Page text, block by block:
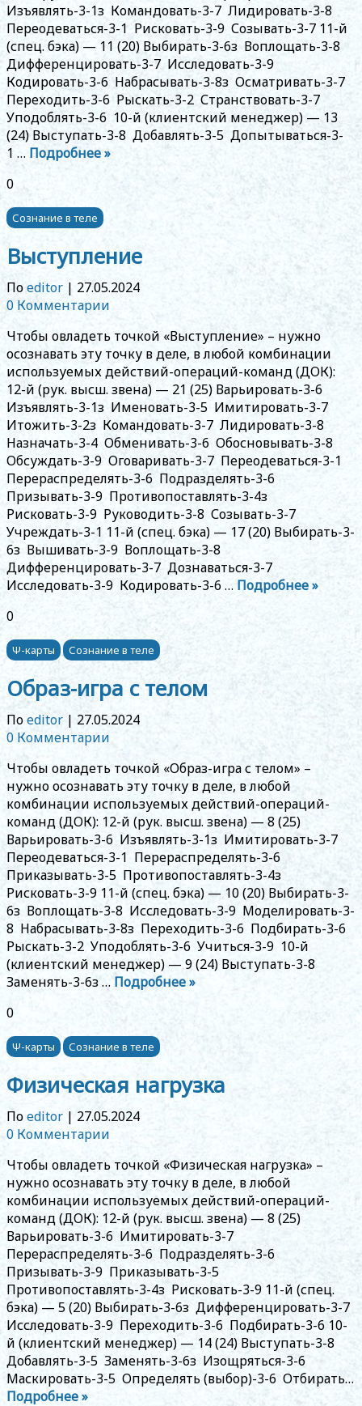
Изъявлять-3-1з Командовать-3-7 Лидировать-3-8
Переодеваться-3-1 Рисковать-3-9 Созывать-3-7 11-й
(спец. бэка) — 11 (20) Выбирать-3-6з Воплощать-3-8
Дифференцировать-3-7 Исследовать-3-9
Кодировать-3-6 Набрасывать-3-8з Осматривать-3-7
Переходить-3-6 Рыскать-3-2 Странствовать-3-7
Уподоблять-3-6 10-й (клиентский менеджер) — 13
(24) Выступать-3-8 Добавлять-3-5 Допытываться-3-
1 … Подробнее »
0
Сознание в теле
Выступление
Поeditor | 27.05.2024
0 Комментарии
Чтобы овладеть точкой «Выступление» – нужно
осознавать эту точку в деле, в любой комбинации
используемых действий-операций-команд (ДОК):
12-й (рук. высш. звена) — 21 (25) Варьировать-3-6
Изъявлять-3-1з Именовать-3-5 Имитировать-3-7
Итожить-3-2з Командовать-3-7 Лидировать-3-8
Назначать-3-4 Обменивать-3-6 Обосновывать-3-8
Обсуждать-3-9 Оговаривать-3-7 Переодеваться-3-1
Перераспределять-3-6 Подразделять-3-6
Призывать-3-9 Противопоставлять-3-4з
Рисковать-3-9 Руководить-3-8 Созывать-3-7
Учреждать-3-1 11-й (спец. бэка) — 17 (20) Выбирать-3-
6з Вышивать-3-9 Воплощать-3-8
Дифференцировать-3-7 Дознаваться-3-7
Исследовать-3-9 Кодировать-3-6 … Подробнее »
0
Ψ-карты Сознание в теле
Образ-игра с телом
Поeditor | 27.05.2024
0 Комментарии
Чтобы овладеть точкой «Образ-игра с телом» –
нужно осознавать эту точку в деле, в любой
комбинации используемых действий-операций-
команд (ДОК): 12-й (рук. высш. звена) — 8 (25)
Варьировать-3-6 Изъявлять-3-1з Имитировать-3-7
Переодеваться-3-1 Перераспределять-3-6
Приказывать-3-5 Противопоставлять-3-4з
Рисковать-3-9 11-й (спец. бэка) — 10 (20) Выбирать-3-
6з Воплощать-3-8 Исследовать-3-9 Моделировать-3-
8 Набрасывать-3-8з Переходить-3-6 Подбирать-3-6
Рыскать-3-2 Уподоблять-3-6 Учиться-3-9 10-й
(клиентский менеджер) — 9 (24) Выступать-3-8
Заменять-3-6з … Подробнее »
0
Ψ-карты Сознание в теле
Физическая нагрузка
Поeditor | 27.05.2024
0 Комментарии
Чтобы овладеть точкой «Физическая нагрузка» –
нужно осознавать эту точку в деле, в любой
комбинации используемых действий-операций-
команд (ДОК): 12-й (рук. высш. звена) — 8 (25)
Варьировать-3-6 Имитировать-3-7
Перераспределять-3-6 Подразделять-3-6
Призывать-3-9 Приказывать-3-5
Противопоставлять-3-4з Рисковать-3-9 11-й (спец.
бэка) — 5 (20) Выбирать-3-6з Дифференцировать-3-7
Исследовать-3-9 Переходить-3-6 Подбирать-3-6 10-
й (клиентский менеджер) — 14 (24) Выступать-3-8
Добавлять-3-5 Заменять-3-6з Изощряться-3-6
Маскировать-3-5 Определять (выбор)-3-6 Отбирать…
Подробнее »